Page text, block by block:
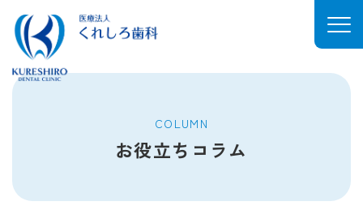
COLUMN
お役立ちコラム